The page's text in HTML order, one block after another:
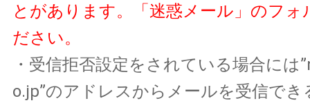
とがあります。「迷惑メール」のフォ
ださい。
・受信拒否設定をされている場合には
o.jp”のアドレスからメールを受信で